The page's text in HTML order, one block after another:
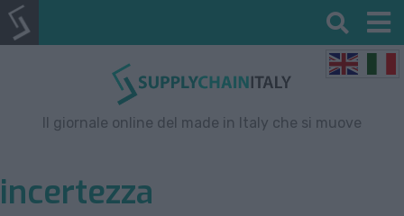
Il giornale online del made in Italy che si muove
incertezza